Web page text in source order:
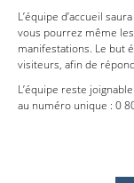
L’équipe d’accueil
vous pourrez même
manifestations. Le but
visiteurs, afin de
L’équipe reste
au numéro unique : 0